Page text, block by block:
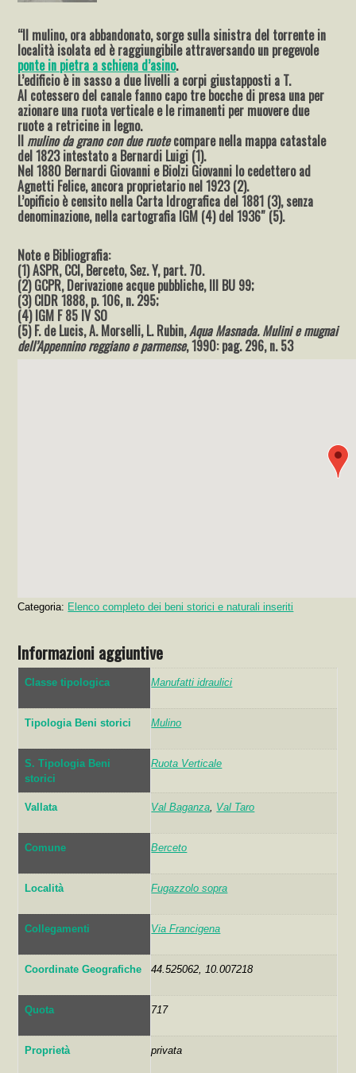
“Il mulino, ora abbandonato, sorge sulla sinistra del torrente in
località isolata ed è raggiungibile attraversando un pregevole
ponte in pietra a schiena d’asino.
L’edificio è in sasso a due livelli a corpi giustapposti a T.
Al cotessero del canale fanno capo tre bocche di presa una per
azionare una ruota verticale e le rimanenti per muovere due
ruote a retricine in legno.
Il mulino da grano con due ruotecompare nella mappa catastale
del 1823 intestato a Bernardi Luigi (1).
Nel 1880 Bernardi Giovanni e Biolzi Giovanni lo cedettero ad
Agnetti Felice, ancora proprietario nel 1923 (2).
L’opificio è censito nella Carta Idrografica del 1881 (3), senza
denominazione, nella cartografia IGM (4) del 1936″ (5).
Note e Bibliografia:
(1) ASPR, CCI, Berceto, Sez. Y, part. 70.
(2) GCPR, Derivazione acque pubbliche, III BU 99;
(3) CIDR 1888, p. 106, n. 295;
(4) IGM F 85 IV SO
(5) F. de Lucis, A. Morselli, L. Rubin,Aqua Masnada. Mulini e mugnai
dell’Appennino reggiano e parmense, 1990: pag. 296, n. 53
Categoria: Elenco completo dei beni storici e naturali inseriti
Informazioni aggiuntive
Classe tipologica Manufatti idraulici
Tipologia Beni storici Mulino
S. Tipologia Beni
storici
Ruota Verticale
Vallata Val Baganza, Val Taro
Comune Berceto
Località Fugazzolo sopra
Collegamenti Via Francigena
Coordinate Geografiche 44.525062, 10.007218
Quota 717
Proprietà privata